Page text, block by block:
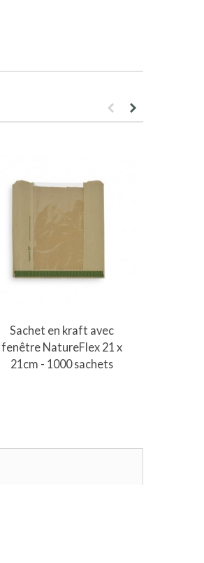
Ajouter au panier
Sachet en kraft avec
fenêtre NatureFlex 21 x
21cm - 1000 sachets